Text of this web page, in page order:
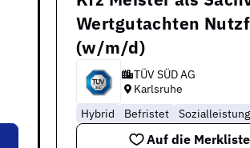
Wertgutachten
(w/m/d)
TÜV SÜD AG
Karlsruhe
Hybrid
Befristet
Auf die Merkliste